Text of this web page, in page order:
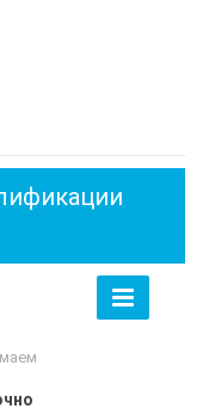
Toggle